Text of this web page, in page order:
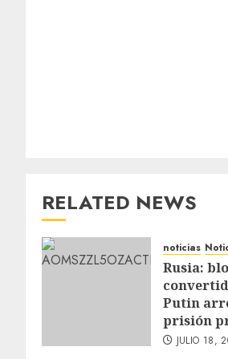
RELATED NEWS
noticias
Rusia:
Putin
prisión
JULIO 18,